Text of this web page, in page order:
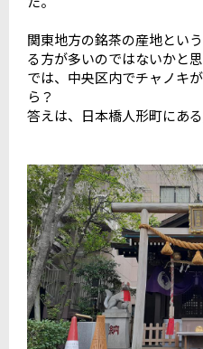
関東地方の銘茶の産地とい
る方が多いのではないかと思
では、中央区内でチャノキ
ら？
答えは、日本橋人形町にある